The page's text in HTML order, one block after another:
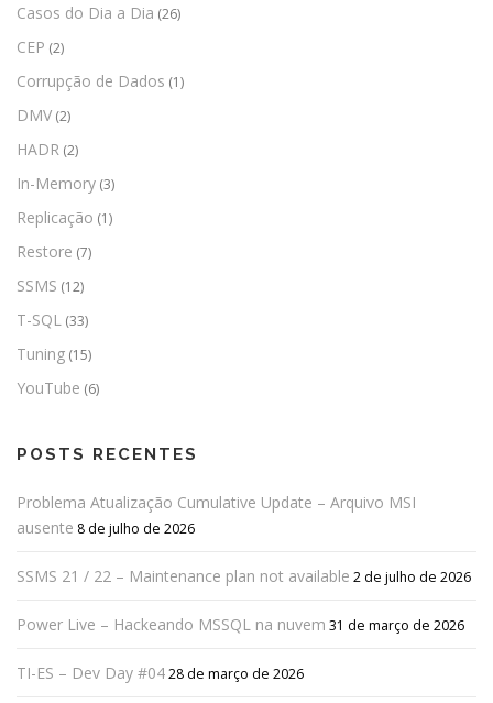
Casos do Dia a Dia (26)
CEP (2)
Corrupção de Dados (1)
DMV (2)
HADR (2)
In-Memory (3)
Replicação (1)
Restore (7)
SSMS (12)
T-SQL (33)
Tuning (15)
YouTube (6)
POSTS RECENTES
Problema Atualização Cumulative Update – Arquivo MSI
ausente 8 de julho de 2026
SSMS 21 / 22 – Maintenance plan not available 2 de julho de 2026
Power Live – Hackeando MSSQL na nuvem 31 de março de 2026
TI-ES – Dev Day #0428 de março de 2026